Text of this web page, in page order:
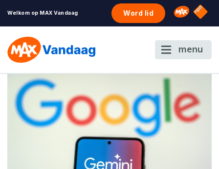
Welkom op MAX Vandaag Word lid Omroep
NPO
menu